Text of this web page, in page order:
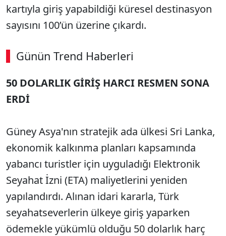
kartıyla giriş yapabildiği küresel destinasyon
sayısını 100’ün üzerine çıkardı.
Günün Trend Haberleri
00:02 / 09:15
Sesi Aç
50 DOLARLIK GİRİŞ HARCI RESMEN SONA
ERDİ
Güney Asya'nın stratejik ada ülkesi Sri Lanka,
ekonomik kalkınma planları kapsamında
yabancı turistler için uyguladığı Elektronik
Seyahat İzni (ETA) maliyetlerini yeniden
yapılandırdı. Alınan idari kararla, Türk
seyahatseverlerin ülkeye giriş yaparken
ödemekle yükümlü olduğu 50 dolarlık harç